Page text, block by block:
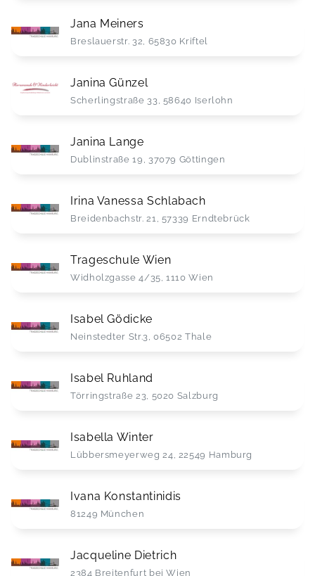
Jana Meiners
Breslauerstr. 32, 65830 Kriftel
Janina Günzel
Scherlingstraße 33, 58640 Iserlohn
Janina Lange
Dublinstraße 19, 37079 Göttingen
Irina Vanessa Schlabach
Breidenbachstr. 21, 57339 Erndtebrück
Trageschule Wien
Widholzgasse 4/35, 1110 Wien
Isabel Gödicke
Neinstedter Str.3, 06502 Thale
Isabel Ruhland
Törringstraße 23, 5020 Salzburg
Isabella Winter
Lübbersmeyerweg 24, 22549 Hamburg
Ivana Konstantinidis
81249 München
Jacqueline Dietrich
2384 Breitenfurt bei Wien